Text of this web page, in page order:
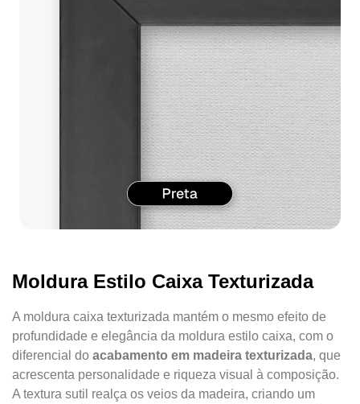
Moldura Estilo Caixa Texturizada
A moldura caixa texturizada mantém o mesmo efeito de
profundidade e elegância da moldura estilo caixa, com o
diferencial do acabamento em madeira texturizada, que
acrescenta personalidade e riqueza visual à composição.
A textura sutil realça os veios da madeira, criando um